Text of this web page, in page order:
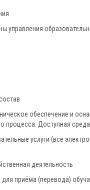
управления
обеспечение и
процесса. Доступная среда
услуги (все
деятельность
для приёма (перевода)